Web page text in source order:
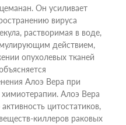
Он усиливает
вируса
растворимая в воде,
действием,
опухолевых тканей
Алоэ Вера при
Алоэ Вера
цитостатиков,
киллеров раковых